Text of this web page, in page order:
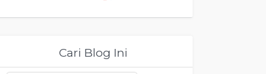
Cari Blog Ini